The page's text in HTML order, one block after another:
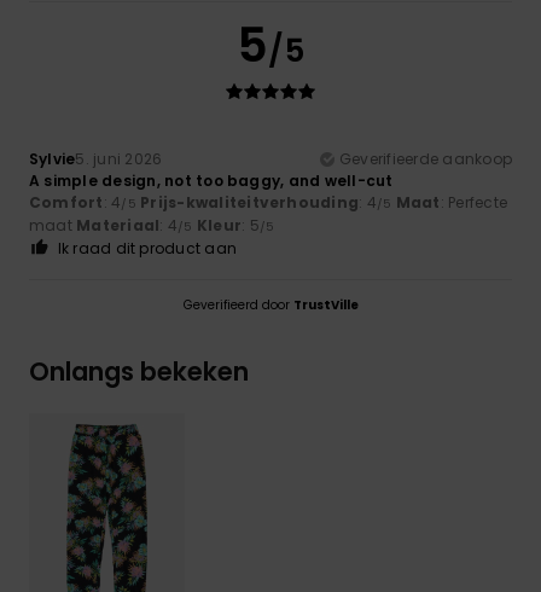
5/5
Sylvie5. juni 2026
Geverifieerde aankoop
A simple design, not too baggy, and well-cut
Comfort: 4/5 Prijs-kwaliteitverhouding: 4/5 Maat: Perfecte
maat Materiaal: 4/5 Kleur: 5/5
Ik raad dit product aan
Geverifieerd door TrustVille
Onlangs bekeken